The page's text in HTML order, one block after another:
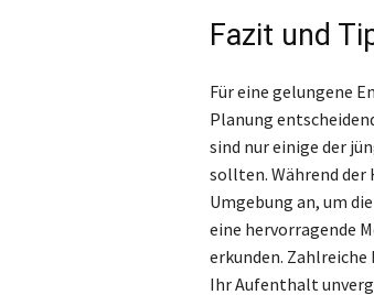
Fazit und
Für eine gelungene
Planung
sind nur einige der
sollten. Während der
Umgebung an, um
eine hervorragende
erkunden. Zahlreiche
Ihr Aufenthalt